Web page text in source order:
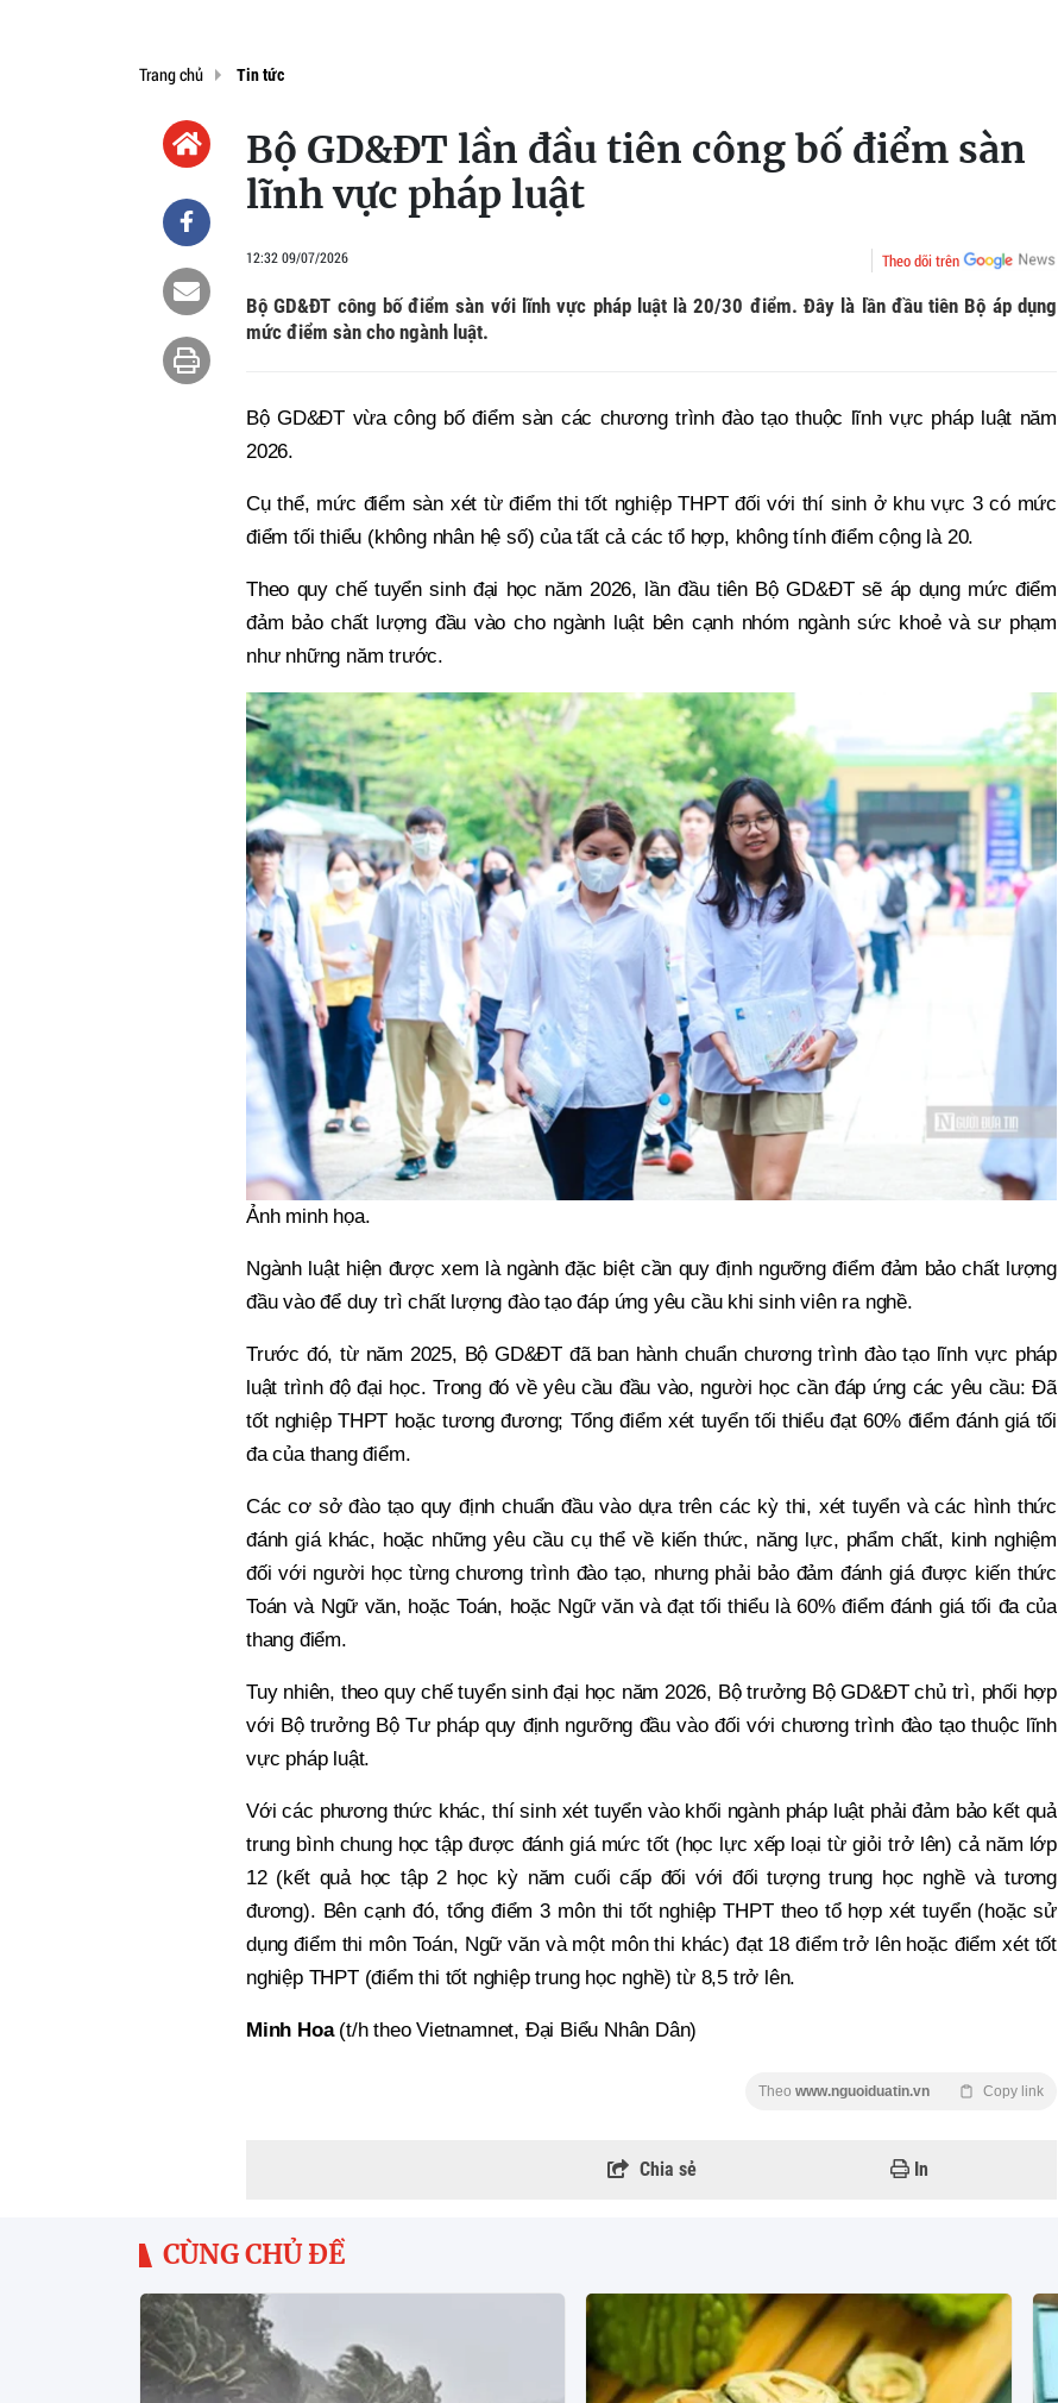
Trang chủ Tin tức
Bộ GD&ĐT lần đầu tiên công bố điểm sàn
lĩnh vực pháp luật
12:32 09/07/2026 Theo dõi trên
Bộ GD&ĐT công bố điểm sàn với lĩnh vực pháp luật là 20/30 điểm. Đây là lần đầu tiên Bộ áp dụng
mức điểm sàn cho ngành luật.
Bộ GD&ĐT vừa công bố điểm sàn các chương trình đào tạo thuộc lĩnh vực pháp luật năm
2026.
Cụ thể, mức điểm sàn xét từ điểm thi tốt nghiệp THPT đối với thí sinh ở khu vực 3 có mức
điểm tối thiểu (không nhân hệ số) của tất cả các tổ hợp, không tính điểm cộng là 20.
Theo quy chế tuyển sinh đại học năm 2026, lần đầu tiên Bộ GD&ĐT sẽ áp dụng mức điểm
đảm bảo chất lượng đầu vào cho ngành luật bên cạnh nhóm ngành sức khoẻ và sư phạm
như những năm trước.
Ảnh minh họa.
Ngành luật hiện được xem là ngành đặc biệt cần quy định ngưỡng điểm đảm bảo chất lượng
đầu vào để duy trì chất lượng đào tạo đáp ứng yêu cầu khi sinh viên ra nghề.
Trước đó, từ năm 2025, Bộ GD&ĐT đã ban hành chuẩn chương trình đào tạo lĩnh vực pháp
luật trình độ đại học. Trong đó về yêu cầu đầu vào, người học cần đáp ứng các yêu cầu: Đã
tốt nghiệp THPT hoặc tương đương; Tổng điểm xét tuyển tối thiểu đạt 60% điểm đánh giá tối
đa của thang điểm.
Các cơ sở đào tạo quy định chuẩn đầu vào dựa trên các kỳ thi, xét tuyển và các hình thức
đánh giá khác, hoặc những yêu cầu cụ thể về kiến thức, năng lực, phẩm chất, kinh nghiệm
đối với người học từng chương trình đào tạo, nhưng phải bảo đảm đánh giá được kiến thức
Toán và Ngữ văn, hoặc Toán, hoặc Ngữ văn và đạt tối thiểu là 60% điểm đánh giá tối đa của
thang điểm.
Tuy nhiên, theo quy chế tuyển sinh đại học năm 2026, Bộ trưởng Bộ GD&ĐT chủ trì, phối hợp
với Bộ trưởng Bộ Tư pháp quy định ngưỡng đầu vào đối với chương trình đào tạo thuộc lĩnh
vực pháp luật.
Với các phương thức khác, thí sinh xét tuyển vào khối ngành pháp luật phải đảm bảo kết quả
trung bình chung học tập được đánh giá mức tốt (học lực xếp loại từ giỏi trở lên) cả năm lớp
12 (kết quả học tập 2 học kỳ năm cuối cấp đối với đối tượng trung học nghề và tương
đương). Bên cạnh đó, tổng điểm 3 môn thi tốt nghiệp THPT theo tổ hợp xét tuyển (hoặc sử
dụng điểm thi môn Toán, Ngữ văn và một môn thi khác) đạt 18 điểm trở lên hoặc điểm xét tốt
nghiệp THPT (điểm thi tốt nghiệp trung học nghề) từ 8,5 trở lên.
Minh Hoa(t/h theo Vietnamnet, Đại Biểu Nhân Dân)
Theo www.nguoiduatin.vn Copy link
Chia sẻ In
CÙNG CHỦ ĐỀ